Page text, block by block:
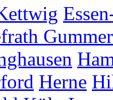
Herne